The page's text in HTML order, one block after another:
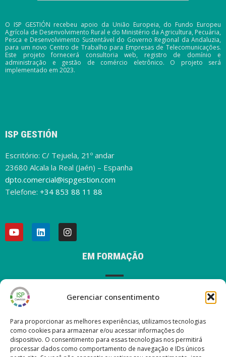
Gerenciar consentimento
Para proporcionar as melhores experiências, utilizamos tecnologias
como cookies para armazenar e/ou acessar informações do
dispositivo. O consentimento para essas tecnologias nos permitirá
processar dados como comportamento de navegação e IDs únicos
O ISP GESTIÓN recebeu apoio da União Europeia, do Fundo Europeu
Agrícola de Desenvolvimento Rural e do Ministério da Agricultura, Pecuária,
Pesca e Desenvolvimento Sustentável do Governo Regional da Andaluzia,
para um novo Centro de Trabalho para Empresas de Telecomunicações.
Este projeto fornecerá consultoria web, registro de domínio e
administração e gestão de comércio eletrônico. O projeto será
implementado em 2023.
ISP GESTIÓN
Escritório: C/ Tejuela, 21º andar
23680 Alcala la Real (Jaén) – Espanha
dpto.comercial@ispgestion.com
Telefone: +34 853 88 11 88
EM FORMAÇÃO
ÚLTIMAS POSTAGENS EM NOSSO BLOG